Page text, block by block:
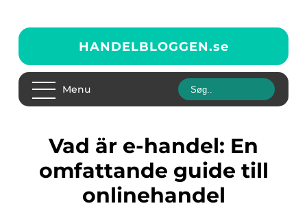
HANDELBLOGGEN.se
Menu
Vad är e-handel: En
omfattande guide till
onlinehandel